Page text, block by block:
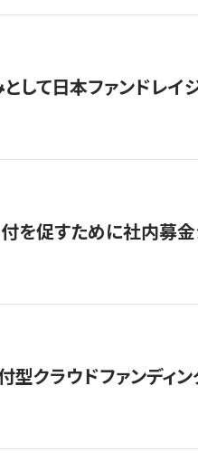
して日本ファンドレ
を促すために社内募金
クラウドファンディ